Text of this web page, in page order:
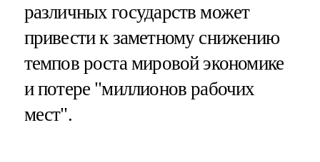
различных государств может
привести к заметному снижению
темпов роста мировой экономике
и потере "миллионов рабочих
мест".